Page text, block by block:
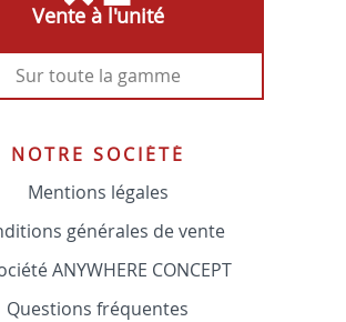
Vente à l'unité
Sur toute la gamme
NOTRE SOCIÉTÉ
Mentions légales
générales de vente
ANYWHERE CONCEPT
Questions fréquentes